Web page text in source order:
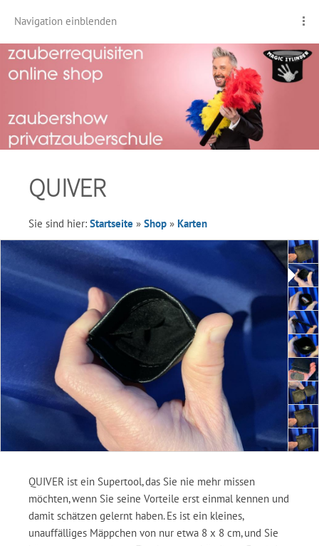
Navigation einblenden
QUIVER
Sie sind hier: Startseite » Shop » Karten
QUIVER ist ein Supertool, das Sie nie mehr missen
möchten, wenn Sie seine Vorteile erst einmal kennen und
damit schätzen gelernt haben. Es ist ein kleines,
unauffälliges Mäppchen von nur etwa 8 x 8 cm, und Sie